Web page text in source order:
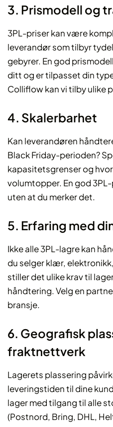
3. Prismodell og
3PL-priser kan være
leverandør som tilbyr
gebyrer. En god
ditt og er tilpasset din
Colliflow kan vi tilby ulike
4. Skalerbarhet
Kan leverandøren
Black Friday-perioden?
kapasitetsgrenser og
volumtopper. En god
uten at du merker det.
5. Erfaring med
Ikke alle 3PL-lagre kan
du selger klær,
stiller det ulike krav til
håndtering. Velg en
bransje.
6. Geografisk
fraktnettverk
Lagerets plassering
leveringstiden til dine
lager med tilgang til alle
(Postnord, Bring, DHL,